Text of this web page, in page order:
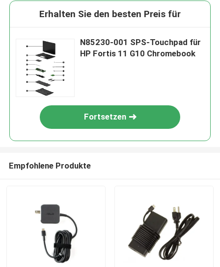
Erhalten Sie den besten Preis für
N85230-001 SPS-Touchpad für
HP Fortis 11 G10 Chromebook
Fortsetzen
Empfohlene Produkte